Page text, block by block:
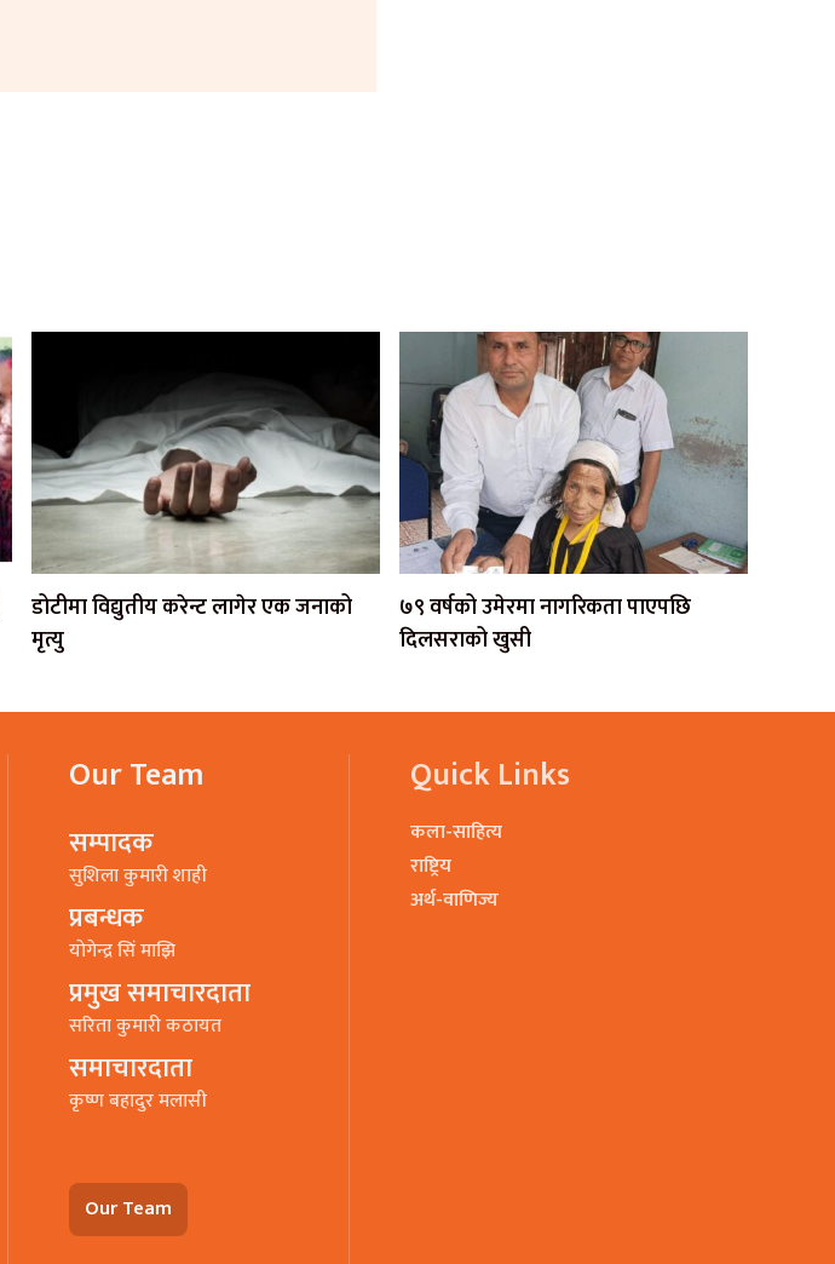
डोटीमा विद्युतीय करेन्ट लागेर एक जनाको
मृत्यु
७९ वर्षको उमेरमा नागरिकता पाएपछि
दिलसराको खुसी
Our Team
सम्पादक
सुशिला कुमारी शाही
प्रबन्धक
याेगेन्द्र सिं माझि
प्रमुख समाचारदाता
सरिता कुमारी कठायत
समाचारदाता
कृष्ण बहादुर मलासी
Our Team
Quick Links
कला-साहित्य
राष्ट्रिय
अर्थ-वाणिज्य